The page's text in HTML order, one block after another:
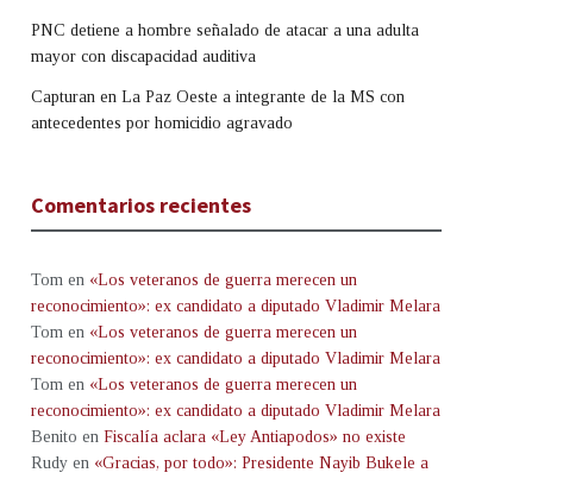
PNC detiene a hombre señalado de atacar a una adulta
mayor con discapacidad auditiva
Capturan en La Paz Oeste a integrante de la MS con
antecedentes por homicidio agravado
Comentarios recientes
Tom en «Los veteranos de guerra merecen un
reconocimiento»: ex candidato a diputado Vladimir Melara
Tom en «Los veteranos de guerra merecen un
reconocimiento»: ex candidato a diputado Vladimir Melara
Tom en «Los veteranos de guerra merecen un
reconocimiento»: ex candidato a diputado Vladimir Melara
Benito en Fiscalía aclara «Ley Antiapodos» no existe
Rudy en «Gracias, por todo»: Presidente Nayib Bukele a